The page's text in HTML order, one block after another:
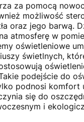
za pomocą
możliwość
oraz jego barwą.
atmosferę w
oświetleniowe
świetlnych,
podejście do
podnosi komfort
się do
i